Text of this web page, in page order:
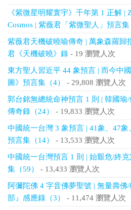
《紫微星明耀寰宇》千年第 1 正解 |
Cosmos | 紫薇君「紫微聖人」預言集
紫薇君天機破曉喻傳奇 | 萬象森羅歸
君《天機破曉》錄 - 19 瀏覽人次
東方聖人習近平 44 象預言 | 而今中
圖》預言集（4）
- 29,808 瀏覽人次
郭台銘無總統命神預言 1 則 | 韓國瑜/
傳奇錄（24）
- 19,833 瀏覽人次
中國統一台灣 3 象預言 | 41象、47象
預言集（14）
- 13,533 瀏覽人次
中國統一台灣預言 1 則 | 始艱危/終
集（59）
- 13,433 瀏覽人次
阿彌陀佛 4 字音佛夢聖號 | 無量壽
部』感應錄（3）
- 11,474 瀏覽人次